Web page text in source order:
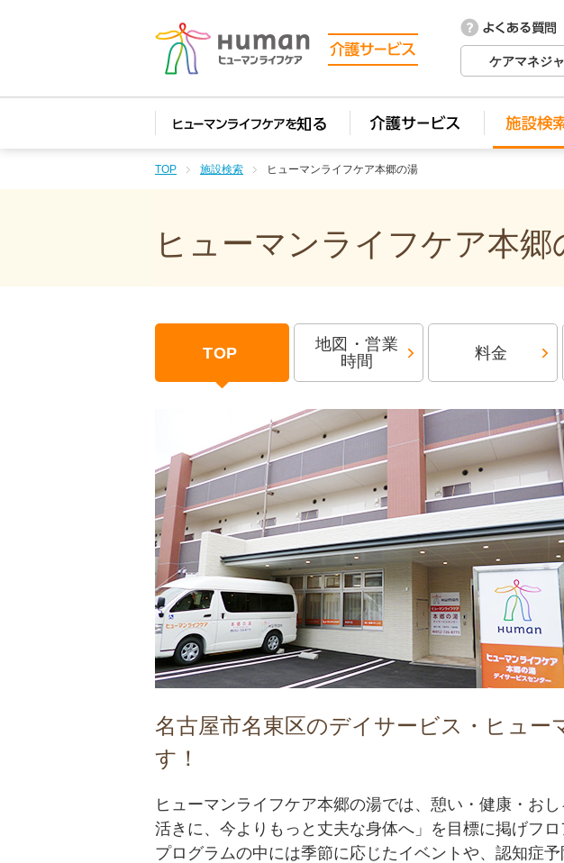
ケアマネジ
TOP 施設検索 ヒューマンライフケア本郷の湯
ヒューマンライフケア本
TOP
地図・営業
時間
料金
名古屋市名東区のデイサービス・ヒュー
す！
ヒューマンライフケア本郷の湯では、憩い・健康・お
活きに、今よりもっと丈夫な身体へ」を目標に掲げフ
プログラムの中には季節に応じたイベントや、認知症